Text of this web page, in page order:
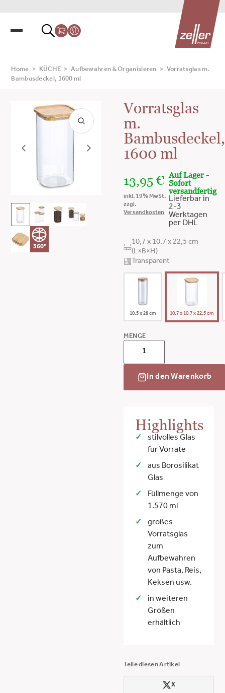
Home > KÜCHE > Aufbewahren & Organisieren >
Vorratsglas m.
Bambusdeckel, 1600 ml
360°
Vorratsglas
m.
Bambusdeckel,
1600 ml
13,95€
inkl. 19% MwSt.
zzgl.
Versandkosten
Auf Lager -
Sofort
versandfertig
Lieferbar in
2-3
Werktagen
per DHL
10,7 x 10,7 x 22,5 cm
(L×B×H)
Transparent
10,5 x 28 cm 10,7 x 10,7 x 22,5 cm
MENGE
In den Warenkorb
Highlights
stilvolles Glas
für Vorräte
aus Borosilikat
Glas
Füllmenge von
1.570 ml
großes
Vorratsglas
zum
Aufbewahren
von Pasta, Reis,
Keksen usw.
in weiteren
Größen
erhältlich
Teile diesen Artikel
X